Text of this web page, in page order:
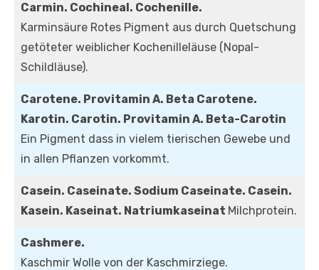
Carmin. Cochineal. Cochenille.
Karminsäure Rotes Pigment aus durch Quetschung
getöteter weiblicher Kochenilleläuse (Nopal-
Schildläuse).
Carotene. Provitamin A. Beta Carotene.
Karotin. Carotin. Provitamin A. Beta-Carotin
Ein Pigment dass in vielem tierischen Gewebe und
in allen Pflanzen vorkommt.
Casein. Caseinate. Sodium Caseinate. Casein.
Kasein. Kaseinat. Natriumkaseinat Milchprotein.
Cashmere.
Kaschmir Wolle von der Kaschmirziege.